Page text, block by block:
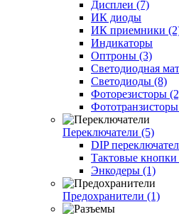
Дисплеи (7)
ИК диоды
ИК приемники
Индикаторы
Оптроны (3)
Светодиодная
Светодиоды (8)
Фоторезисторы
Переключатели (5)
DIP
Тактовые кнопки
Энкодеры (1)
Предохранители (1)